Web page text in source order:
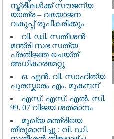
സ്ത്രീകൾക്ക് സൗജന്യ
യാത്ര – വയോജന
വകുപ്പ് രൂപീകരിക്കും
വി. ഡി. സതീശന്‍
മന്ത്രി സഭ സത്യ
പ്രതിജ്ഞ ചെയ്ത്
അധികാരമേറ്റു
ഒ. എൻ. വി. സാഹിത്യ
പുരസ്കാരം എം. മുകന്ദന്
എസ്. എസ്. എൽ. സി.
99. 07 വിജയ ശതമാനം
മുഖ്യ മന്ത്രിയെ
തീരുമാനിച്ചു : വി. ഡി.